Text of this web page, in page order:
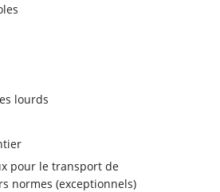
lourds
pour le transport de
normes (exceptionnels)